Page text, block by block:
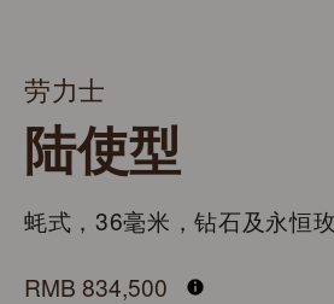
劳力士
陆使型
蚝式，36毫米，钻石及永恒
RMB 834,500